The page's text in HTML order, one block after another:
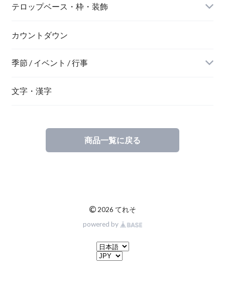
デジタル風
テロップベース・枠・装飾
ネオン風
カウントダウン
季節 / イベント / 行事
文字・漢字
商品一覧に戻る
©2026 てれそ
powered by